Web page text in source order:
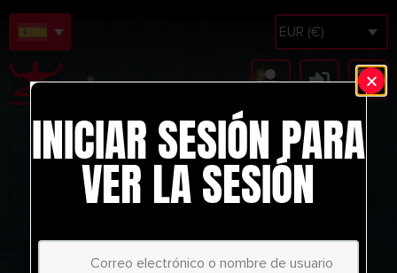
EUR (€)
INICIAR SESIÓN PARA
VER LA SESIÓN